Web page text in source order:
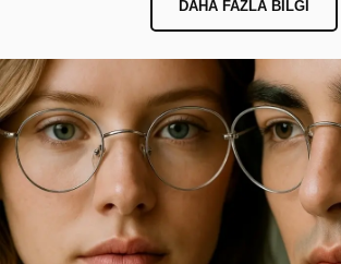
DAHA FAZLA BILGI